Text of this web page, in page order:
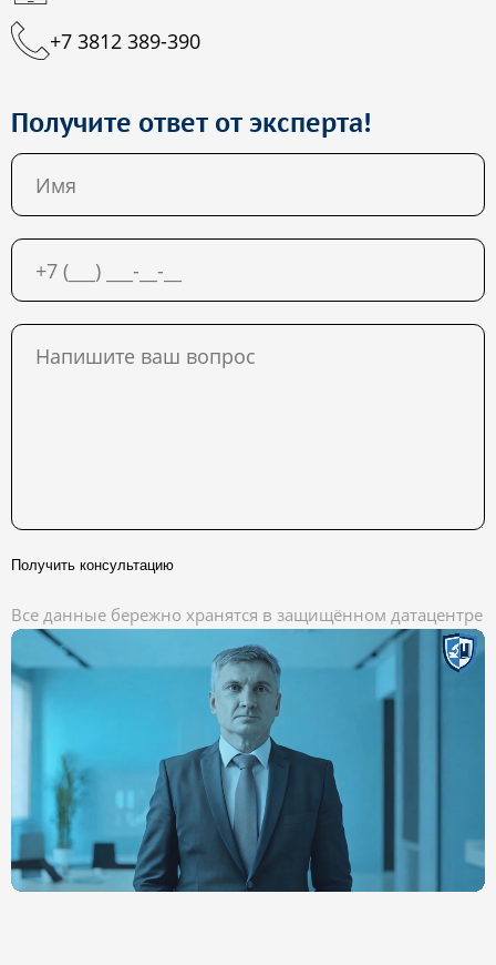
+7 3812 389-390
Получите ответ от эксперта!
Получить консультацию
Все данные бережно хранятся в защищённом датацентре